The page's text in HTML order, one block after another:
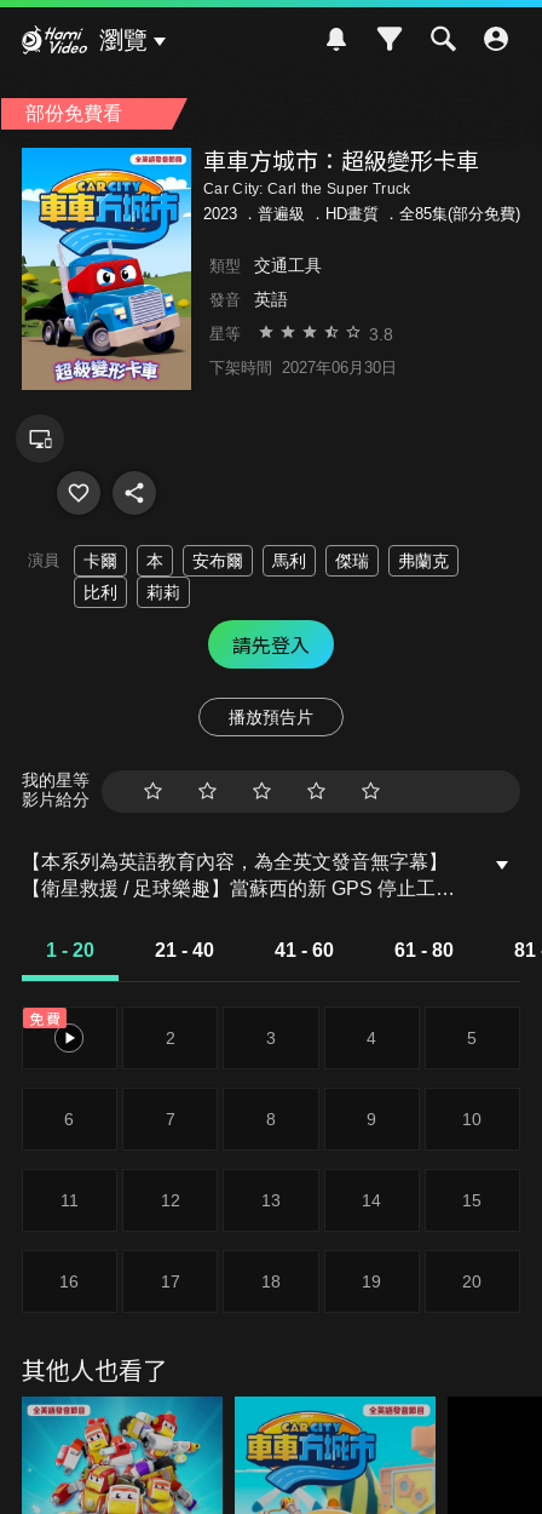
瀏覽
部份免費看
車車方城市：超級變形卡車
Car City: Carl the Super Truck
2023 ． 普遍級 ．HD畫質 ．全85集(部分免費)
類型 交通工具
發音 英語
星等 3.8
下架時間 2027年06月30日
演員 卡爾 本 安布爾 馬利 傑瑞
弗蘭克
比利
莉莉
請先登入
播放預告片
我的星等
影片給分
【本系列為英語教育內容，為全英文發音無字幕】
【衛星救援 / 足球樂趣】當蘇西的新 GPS 停止工作
1 - 20
21 - 40 41 - 60 61 - 80 81
免費
1 2 3 4 5
6 7 8 9 10
11 12 13 14 15
16 17 18 19 20
其他人也看了